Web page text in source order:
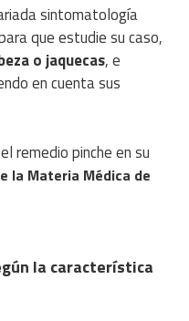
sintomatología
que estudie su caso,
o jaquecas, e
en cuenta sus
remedio pinche en su
la Materia Médica de
la característica